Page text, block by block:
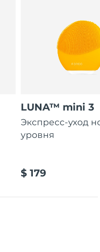
LUNA™ mini 3
Экспресс-уход
уровня
$ 179